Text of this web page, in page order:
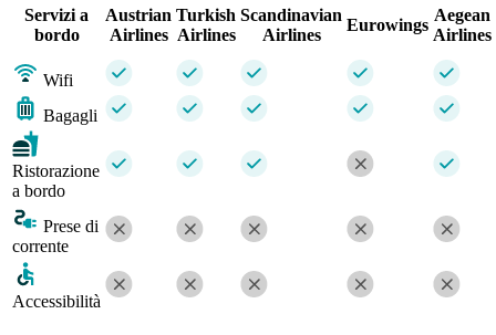
Servizi a
bordo
Austrian
Airlines
Turkish
Airlines
Scandinavian
Airlines
Eurowings
Aegean
Airlines
Wifi
Bagagli
Ristorazione
a bordo
Prese di
corrente
Accessibilità